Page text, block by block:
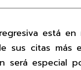
está en
sus citas más
será especial